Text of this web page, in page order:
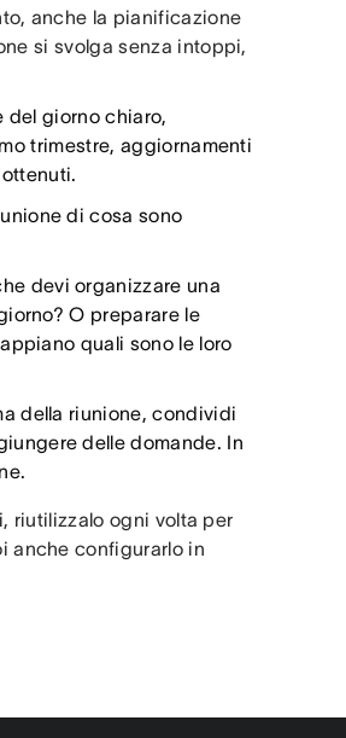
anche la pianificazione
si svolga senza intoppi,
del giorno chiaro,
trimestre, aggiornamenti
di cosa sono
devi organizzare una
O preparare le
quali sono le loro
della riunione, condividi
delle domande. In
riutilizzalo ogni volta per
anche configurarlo in